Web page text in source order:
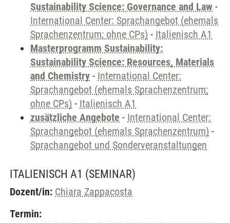
Sustainability Science: Governance and Law -
International Center: Sprachangebot (ehemals
Sprachenzentrum; ohne CPs) - Italienisch A1
Masterprogramm Sustainability:
Sustainability Science: Resources, Materials
and Chemistry - International Center:
Sprachangebot (ehemals Sprachenzentrum;
ohne CPs) - Italienisch A1
zusätzliche Angebote - International Center:
Sprachangebot (ehemals Sprachenzentrum) -
Sprachangebot und Sonderveranstaltungen
ITALIENISCH A1 (SEMINAR)
Dozent/in: Chiara Zappacosta
Termin: